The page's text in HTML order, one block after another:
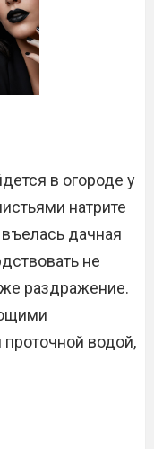
в огороде у
натрите
дачная
не
раздражение.
водой,